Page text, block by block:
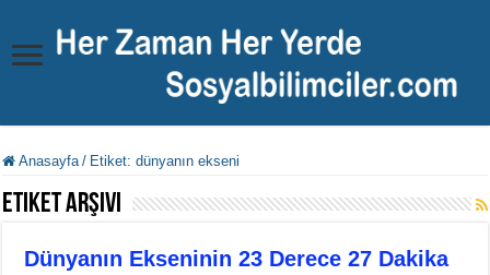
Anasayfa / Etiket:dünyanın ekseni
Etiket Arşivi
Dünyanın Ekseninin 23 Derece 27 Dakika